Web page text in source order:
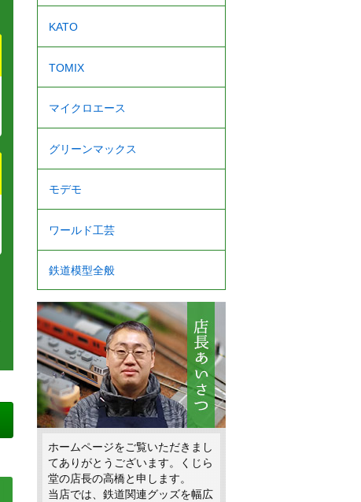
KATO
TOMIX
マイクロエース
グリーンマックス
モデモ
ワールド工芸
鉄道模型全般
ホームページをご覧いただきまし
てありがとうございます。くじら
堂の店長の高橋と申します。
当店では、鉄道関連グッズを幅広